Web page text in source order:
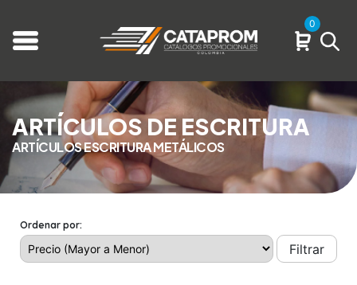
0
ARTÍCULOS DE ESCRITURA
ARTÍCULOS ESCRITURA METÁLICOS
Ordenar por:
Filtrar